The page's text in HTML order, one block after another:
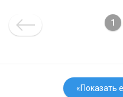
1
«Показать